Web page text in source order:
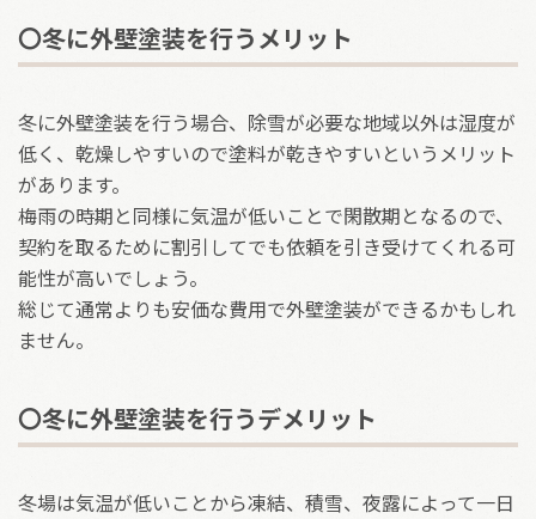
〇冬に外壁塗装を行うメリット
冬に外壁塗装を行う場合、除雪が必要な地域以外は湿度が
低く、乾燥しやすいので塗料が乾きやすいというメリット
があります。
梅雨の時期と同様に気温が低いことで閑散期となるので、
契約を取るために割引してでも依頼を引き受けてくれる可
能性が高いでしょう。
総じて通常よりも安価な費用で外壁塗装ができるかもしれ
ません。
〇冬に外壁塗装を行うデメリット
冬場は気温が低いことから凍結、積雪、夜露によって一日